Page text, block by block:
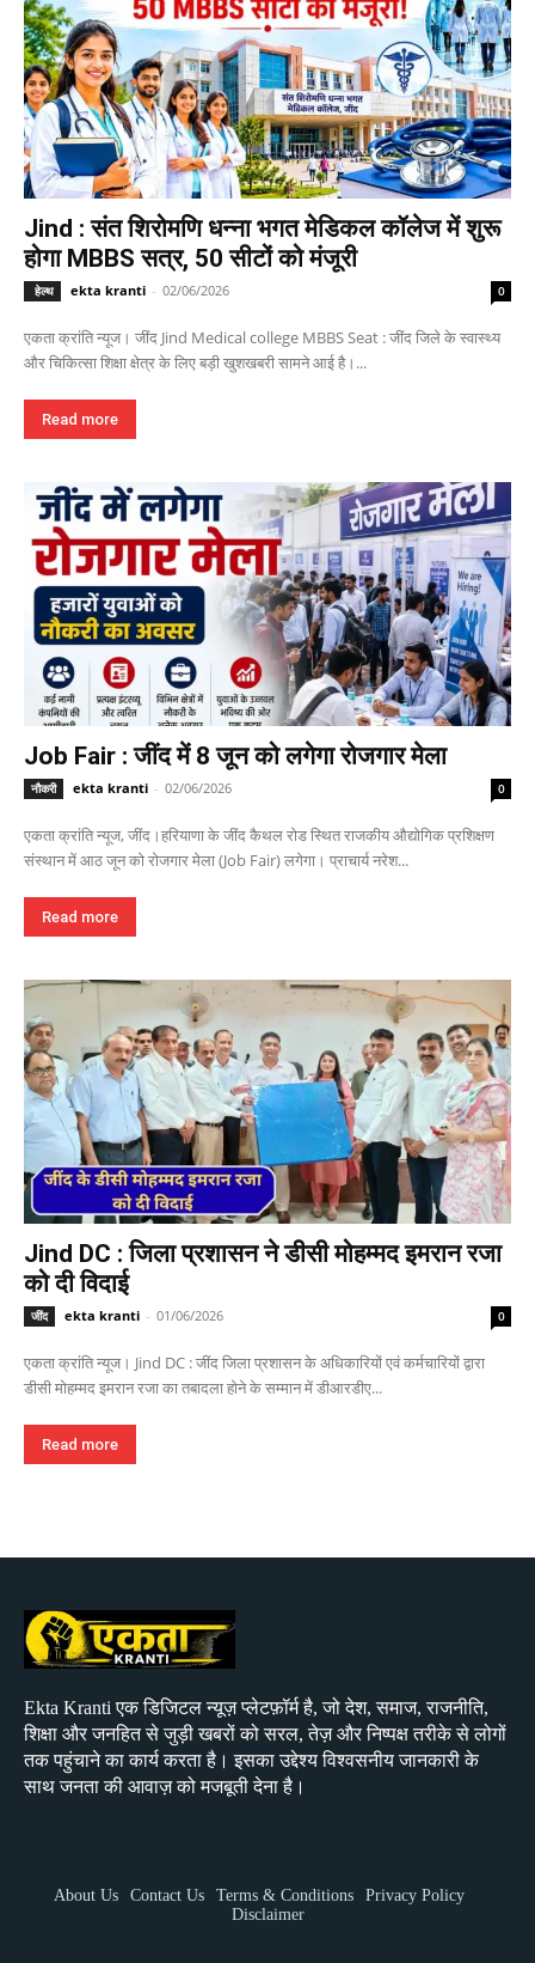
Jind : संत शिरोमणि धन्ना भगत मेडिकल कॉलेज में शुरू
होगा MBBS सत्र, 50 सीटों को मंजूरी
हेल्थ ekta kranti - 02/06/2026 0
एकता क्रांति न्यूज। जींद Jind Medical college MBBS Seat : जींद जिले के स्वास्थ्य
और चिकित्सा शिक्षा क्षेत्र के लिए बड़ी खुशखबरी सामने आई है।...
Read more
Job Fair : जींद में 8 जून को लगेगा रोजगार मेला
नौकरी ekta kranti - 02/06/2026 0
एकता क्रांति न्यूज, जींद।हरियाणा के जींद कैथल रोड स्थित राजकीय औद्योगिक प्रशिक्षण
संस्थान में आठ जून को रोजगार मेला (Job Fair) लगेगा। प्राचार्य नरेश...
Read more
Jind DC : जिला प्रशासन ने डीसी मोहम्मद इमरान रजा
को दी विदाई
जींद ekta kranti - 01/06/2026 0
एकता क्रांति न्यूज। Jind DC : जींद जिला प्रशासन के अधिकारियों एवं कर्मचारियों द्वारा
डीसी मोहम्मद इमरान रजा का तबादला होने के सम्मान में डीआरडीए...
Read more
Ekta Kranti एक डिजिटल न्यूज़ प्लेटफ़ॉर्म है, जो देश, समाज, राजनीति,
शिक्षा और जनहित से जुड़ी खबरों को सरल, तेज़ और निष्पक्ष तरीके से लोगों
तक पहुंचाने का कार्य करता है। इसका उद्देश्य विश्वसनीय जानकारी के
साथ जनता की आवाज़ को मजबूती देना है।
About Us Contact Us Terms & Conditions
Privacy Policy
Disclaimer